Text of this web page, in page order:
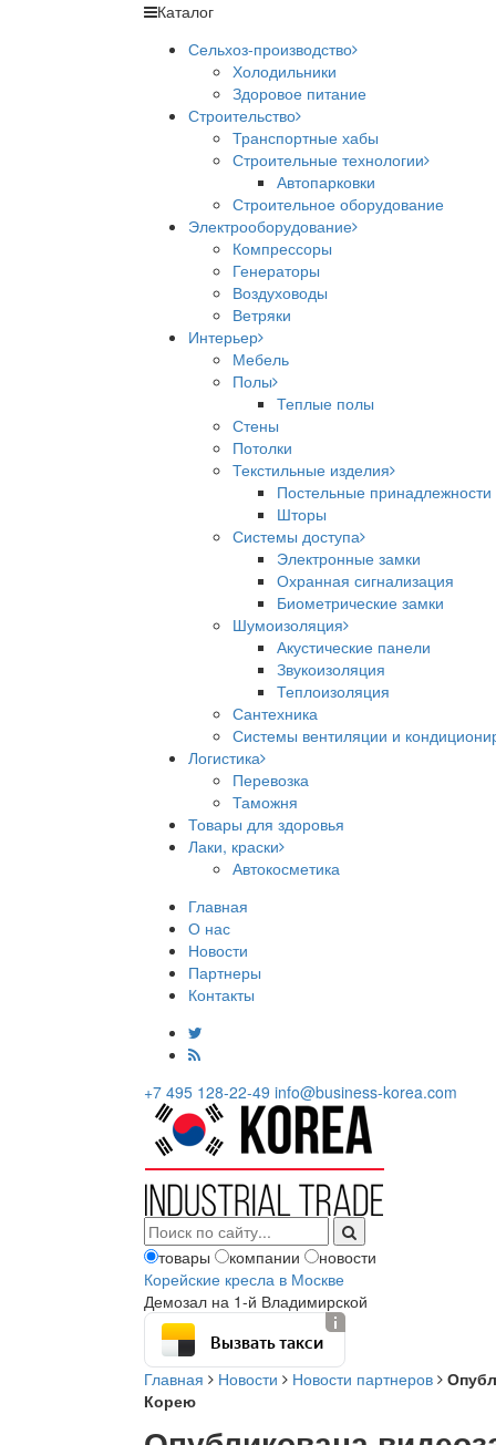
Каталог
Сельхоз-производство
Холодильники
Здоровое питание
Строительство
Транспортные хабы
Строительные технологии
Автопарковки
Строительное оборудование
Электрооборудование
Компрессоры
Генераторы
Воздуховоды
Ветряки
Интерьер
Мебель
Полы
Теплые полы
Стены
Потолки
Текстильные изделия
Постельные принадлежности
Шторы
Системы доступа
Электронные замки
Охранная сигнализация
Биометрические замки
Шумоизоляция
Акустические панели
Звукоизоляция
Теплоизоляция
Сантехника
Системы вентиляции и
Логистика
Перевозка
Таможня
Товары для здоровья
Лаки, краски
Автокосметика
Главная
О нас
Новости
Партнеры
Контакты
+7 495 128-22-49 info@business-korea.com
товары компании
новости
Корейские кресла в Москве
Демозал на 1-й Владимирской
Вызвать такси
Главная Новости Новости партнеров
Корею